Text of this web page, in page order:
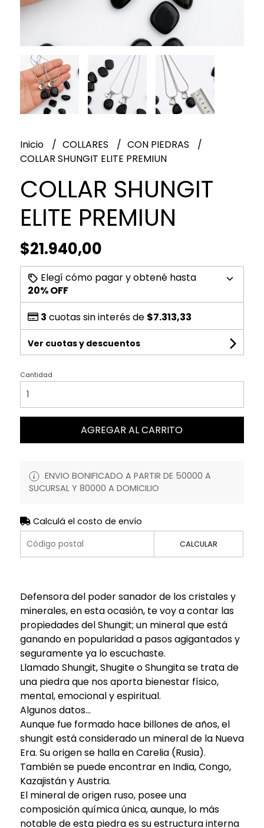
Inicio COLLARES
CON PIEDRAS
COLLAR SHUNGIT ELITE PREMIUN
COLLAR SHUNGIT
ELITE PREMIUN
$21.940,00
Elegí cómo pagar y obtené hasta
20% OFF
3 cuotas sin interés de $7.313,33
Ver cuotas y descuentos
Cantidad
AGREGAR AL CARRITO
ENVIO BONIFICADO A PARTIR DE 50000 A
SUCURSAL Y 80000 A DOMICILIO
Calculá el costo de envío
CALCULAR
Defensora del poder sanador de los cristales y
minerales, en esta ocasión, te voy a contar las
propiedades del Shungit; un mineral que está
ganando en popularidad a pasos agigantados y
seguramente ya lo escuchaste.
Llamado Shungit, Shugite o Shungita se trata de
una piedra que nos aporta bienestar físico,
mental, emocional y espiritual.
Algunos datos…
Aunque fue formado hace billones de años, el
shungit está considerado un mineral de la Nueva
Era. Su origen se halla en Carelia (Rusia).
También se puede encontrar en India, Congo,
Kazajistán y Austria.
El mineral de origen ruso, posee una
composición química única, aunque, lo más
notable de esta piedra es su estructura interna